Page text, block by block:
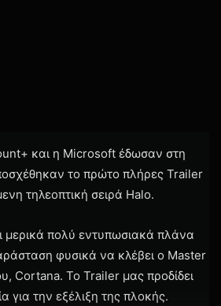
και η Microsoft έδωσαν στη
το πρώτο πλήρες Trailer
τηλεοπτική σειρά Halo.
μερικά πολύ εντυπωσιακά πλάνα
φυσικά να κλέβει ο Master
Cortana. Το Trailer μας προδίδει
για την εξέλιξη της πλοκής.